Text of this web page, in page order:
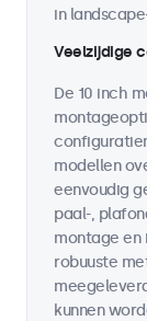
in
Veelzijdige
De 10 inch
modellen
eenvoudig
paal-,
montage en
robuuste
kunnen